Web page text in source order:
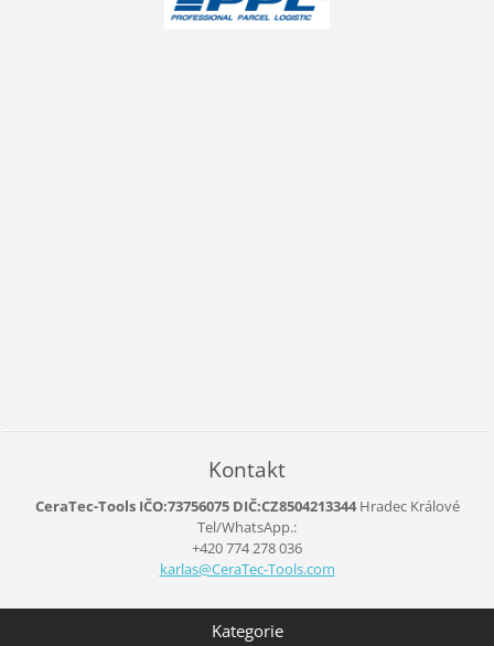
Kontakt
CeraTec-Tools IČO:73756075 DIČ:CZ8504213344Hradec Králové
Tel/WhatsApp.:
+420 774 278 036
karlas@CeraTec-Tools.com
Kategorie